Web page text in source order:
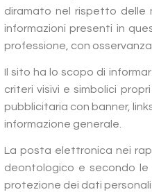
diramato nel rispetto delle
informazioni presenti in
professione, con
Il sito ha lo scopo di
criteri visivi e simbolici
pubblicitaria con banner,
informazione generale.
La posta elettronica nei
deontologico e secondo le
protezione dei dati personali